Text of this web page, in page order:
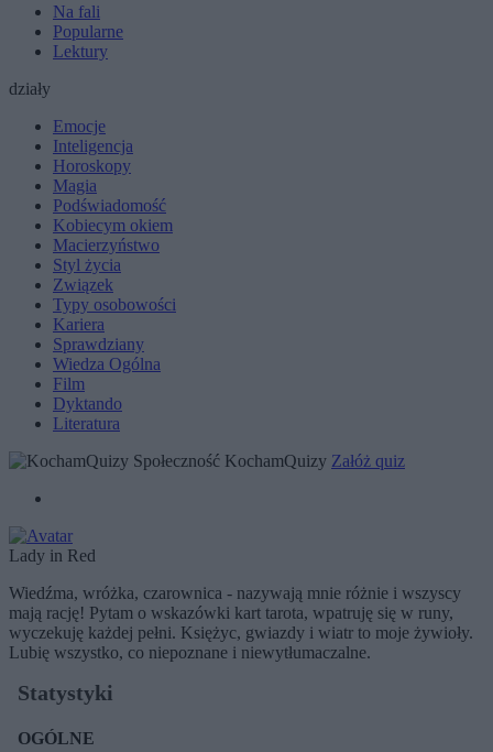
Na fali
Popularne
Lektury
działy
Emocje
Inteligencja
Horoskopy
Magia
Podświadomość
Kobiecym okiem
Macierzyństwo
Styl życia
Związek
Typy osobowości
Kariera
Sprawdziany
Wiedza Ogólna
Film
Dyktando
Literatura
Społeczność KochamQuizy Załóż quiz
Lady in Red
Wiedźma, wróżka, czarownica - nazywają mnie różnie i wszyscy
mają rację! Pytam o wskazówki kart tarota, wpatruję się w runy,
wyczekuję każdej pełni. Księżyc, gwiazdy i wiatr to moje żywioły.
Lubię wszystko, co niepoznane i niewytłumaczalne.
Statystyki
OGÓLNE